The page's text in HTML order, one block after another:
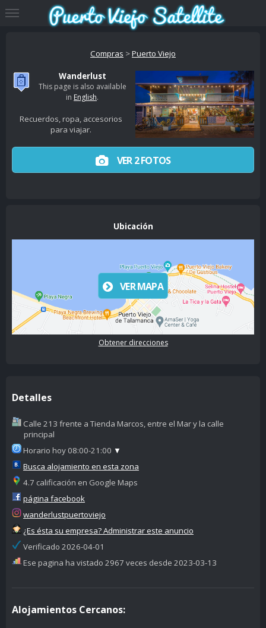
Compras >Puerto Viejo
Wanderlust
This page is also available
in English.
Recuerdos, ropa, accesorios
para viajar.
VER 2 FOTOS
Ubicación
VER MAPA
Obtener direcciones
Detalles
Calle 213 frente a Tienda Marcos, entre el Mar y la calle
principal
Horario hoy 08:00-21:00 ▼
Busca alojamiento en esta zona
4.7 calificación en Google Maps
página facebook
wanderlustpuertoviejo
¿Es ésta su empresa? Administrar este anuncio
Verificado 2026-04-01
Ese pagina ha vistado 2967 veces desde 2023-03-13
Alojamientos Cercanos: